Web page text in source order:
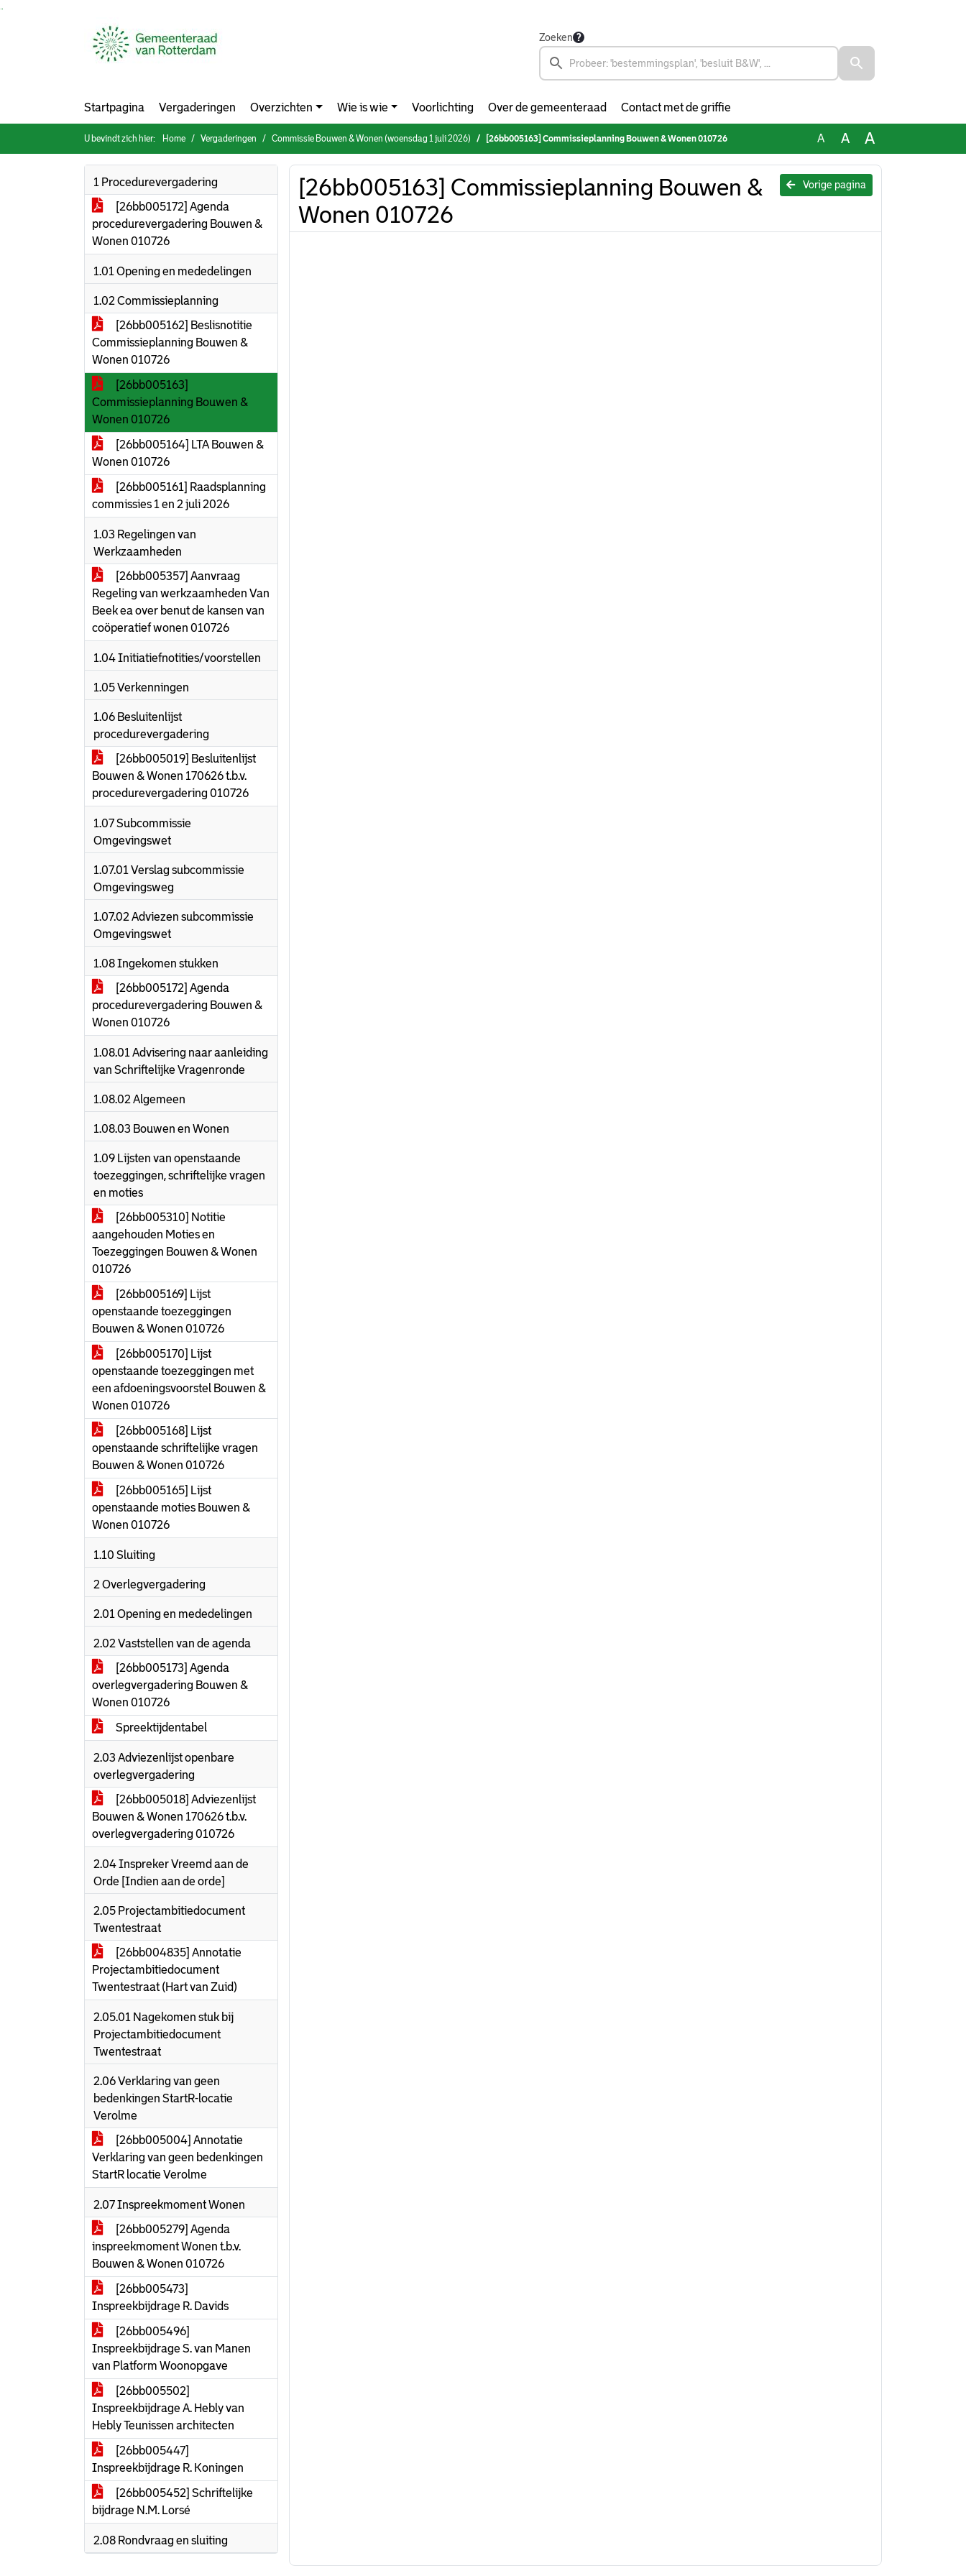
Zoeken
Startpagina Vergaderingen Overzichten Wie is wie Voorlichting Over de gemeenteraad Contact met de griffie
U bevindt zich hier: Home Vergaderingen Commissie Bouwen & Wonen (woensdag 1 juli 2026) [26bb005163] Commissieplanning Bouwen & Wonen 010726 A A A
1 Procedurevergadering
[26bb005172] Agenda
procedurevergadering Bouwen &
Wonen 010726
1.01 Opening en mededelingen
1.02 Commissieplanning
[26bb005162] Beslisnotitie
Commissieplanning Bouwen &
Wonen 010726
[26bb005163]
Commissieplanning Bouwen &
Wonen 010726
[26bb005164] LTA Bouwen &
Wonen 010726
[26bb005161] Raadsplanning
commissies 1 en 2 juli 2026
1.03 Regelingen van
Werkzaamheden
[26bb005357] Aanvraag
Regeling van werkzaamheden Van
Beek ea over benut de kansen van
coöperatief wonen 010726
1.04 Initiatiefnotities/voorstellen
1.05 Verkenningen
1.06 Besluitenlijst
procedurevergadering
[26bb005019] Besluitenlijst
Bouwen & Wonen 170626 t.b.v.
procedurevergadering 010726
1.07 Subcommissie
Omgevingswet
1.07.01 Verslag subcommissie
Omgevingsweg
1.07.02 Adviezen subcommissie
Omgevingswet
1.08 Ingekomen stukken
[26bb005172] Agenda
procedurevergadering Bouwen &
Wonen 010726
1.08.01 Advisering naar aanleiding
van Schriftelijke Vragenronde
1.08.02 Algemeen
1.08.03 Bouwen en Wonen
1.09 Lijsten van openstaande
toezeggingen, schriftelijke vragen
en moties
[26bb005310] Notitie
aangehouden Moties en
Toezeggingen Bouwen & Wonen
010726
[26bb005169] Lijst
openstaande toezeggingen
Bouwen & Wonen 010726
[26bb005170] Lijst
openstaande toezeggingen met
een afdoeningsvoorstel Bouwen &
Wonen 010726
[26bb005168] Lijst
openstaande schriftelijke vragen
Bouwen & Wonen 010726
[26bb005165] Lijst
openstaande moties Bouwen &
Wonen 010726
1.10 Sluiting
2 Overlegvergadering
2.01 Opening en mededelingen
2.02 Vaststellen van de agenda
[26bb005173] Agenda
overlegvergadering Bouwen &
Wonen 010726
Spreektijdentabel
2.03 Adviezenlijst openbare
overlegvergadering
[26bb005018] Adviezenlijst
Bouwen & Wonen 170626 t.b.v.
overlegvergadering 010726
2.04 Inspreker Vreemd aan de
Orde [Indien aan de orde]
2.05 Projectambitiedocument
Twentestraat
[26bb004835] Annotatie
Projectambitiedocument
Twentestraat (Hart van Zuid)
2.05.01 Nagekomen stuk bij
Projectambitiedocument
Twentestraat
2.06 Verklaring van geen
bedenkingen StartR-locatie
Verolme
[26bb005004] Annotatie
Verklaring van geen bedenkingen
StartR locatie Verolme
2.07 Inspreekmoment Wonen
[26bb005279] Agenda
inspreekmoment Wonen t.b.v.
Bouwen & Wonen 010726
[26bb005473]
Inspreekbijdrage R. Davids
[26bb005496]
Inspreekbijdrage S. van Manen
van Platform Woonopgave
[26bb005502]
Inspreekbijdrage A. Hebly van
Hebly Teunissen architecten
[26bb005447]
Inspreekbijdrage R. Koningen
[26bb005452] Schriftelijke
bijdrage N.M. Lorsé
2.08 Rondvraag en sluiting
Vorige pagina
[26bb005163] Commissieplanning Bouwen &
Wonen 010726